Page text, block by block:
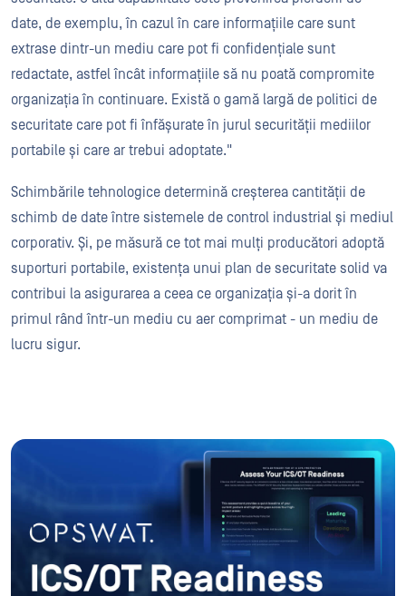
date, de exemplu, în cazul în care informațiile care sunt
extrase dintr-un mediu care pot fi confidențiale sunt
redactate, astfel încât informațiile să nu poată compromite
organizația în continuare. Există o gamă largă de politici de
securitate care pot fi înfășurate în jurul securității mediilor
portabile și care ar trebui adoptate."
Schimbările tehnologice determină creșterea cantității de
schimb de date între sistemele de control industrial și mediul
corporativ. Și, pe măsură ce tot mai mulți producători adoptă
suporturi portabile, existența unui plan de securitate solid va
contribui la asigurarea a ceea ce organizația și-a dorit în
primul rând într-un mediu cu aer comprimat - un mediu de
lucru sigur.